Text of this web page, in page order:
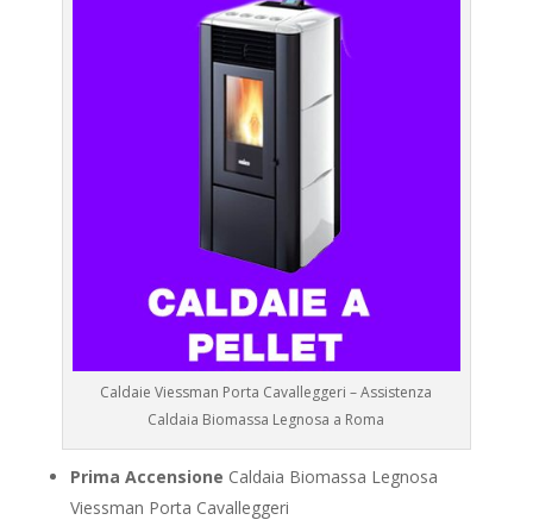
Caldaie Viessman Porta Cavalleggeri – Assistenza
Caldaia Biomassa Legnosa a Roma
Prima Accensione Caldaia Biomassa Legnosa
Viessman Porta Cavalleggeri